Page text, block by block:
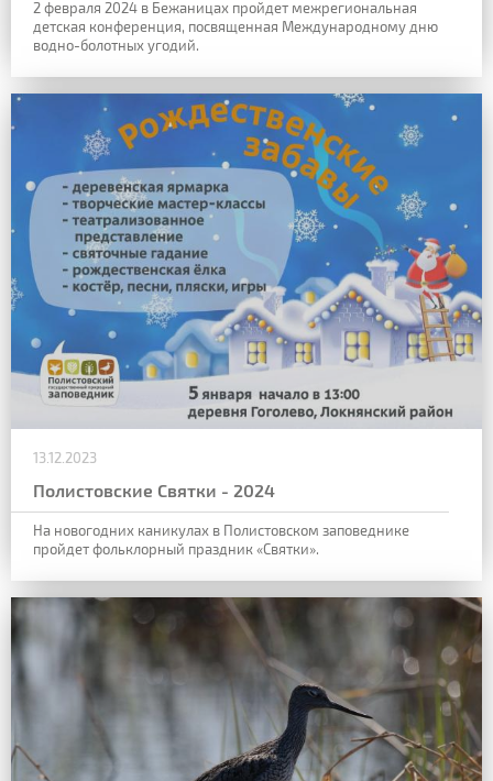
2 февраля 2024 в Бежаницах пройдет межрегиональная
детская конференция, посвященная Международному дню
водно-болотных угодий.
13.12.2023
Полистовские Святки - 2024
На новогодних каникулах в Полистовском заповеднике
пройдет фольклорный праздник «Святки».